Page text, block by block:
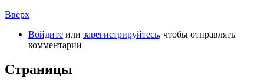
Вверх
Войдите или зарегистрируйтесь, чтобы отправлять
комментарии
Страницы